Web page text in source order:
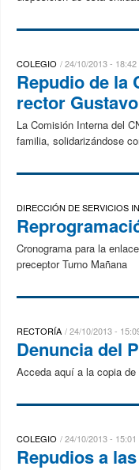
COLEGIO 24/10/2013 - 18:42
Repudio de la
rector
La Comisión Interna del
familia, solidarizándose
DIRECCIÓN DE SERVICIOS
Cronograma para la
preceptor Turno Mañana
RECTORÍA 24/10/2013 -
Denuncia del
Acceda aquí a la copia
COLEGIO 24/10/2013 - 15:01
Repudios a